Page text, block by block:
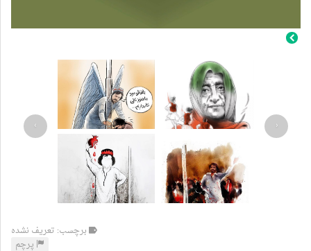
‹
›
برچسب: تعریف نشده
پرچم